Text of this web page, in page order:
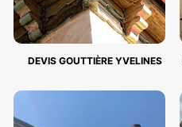
DEVIS GOUTTIÈRE YVELINES